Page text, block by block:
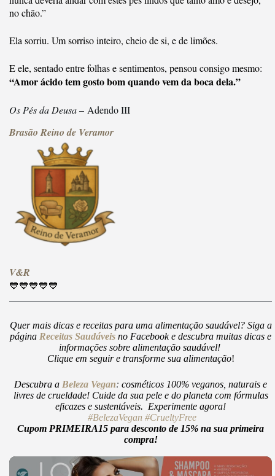
no chão.”
Ela sorriu. Um sorriso inteiro, cheio de si, e de limões.
E ele, sentado entre folhas e sentimentos, pensou consigo mesmo:
“Amor ácido tem gosto bom quando vem da boca dela.”
Os Pés da Deusa – Adendo III
Brasão Reino de Veramor
V&R
💙💙💙💙💙
Quer mais dicas e receitas para uma alimentação saudável? Siga a
página Receitas Saudáveis no Facebook e descubra muitas dicas e
informações sobre alimentação saudável!
Clique em seguir e transforme sua alimentação!
Descubra a Beleza Vegan: cosméticos 100% veganos, naturais e
livres de crueldade! Cuide da sua pele e do planeta com fórmulas
eficazes e sustentáveis. Experimente agora!
#BelezaVegan #CrueltyFree
Cupom PRIMEIRA15 para desconto de 15% na sua primeira
compra!